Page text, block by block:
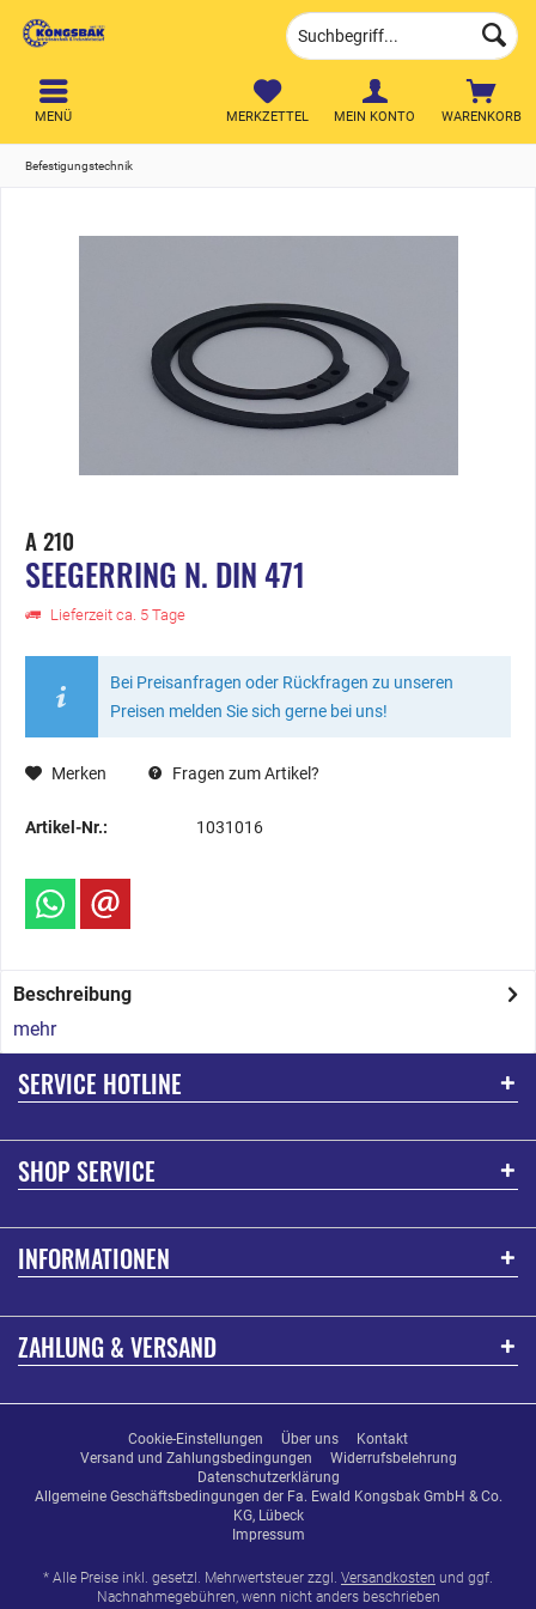
WARENKORB
MERKZETTEL MEIN KONTO
MENÜ
Befestigungstechnik
A 210
SEEGERRING N. DIN 471
Lieferzeit ca. 5 Tage
Bei Preisanfragen oder Rückfragen zu unseren
Preisen melden Sie sich gerne bei uns!
Merken Fragen zum Artikel?
Artikel-Nr.: 1031016
Beschreibung
mehr
SERVICE HOTLINE
SHOP SERVICE
INFORMATIONEN
ZAHLUNG & VERSAND
Cookie-Einstellungen Über uns
Kontakt
Versand und Zahlungsbedingungen
Widerrufsbelehrung
Datenschutzerklärung
Allgemeine Geschäftsbedingungen der Fa. Ewald Kongsbak GmbH & Co.
KG, Lübeck
Impressum
* Alle Preise inkl. gesetzl. Mehrwertsteuer zzgl. Versandkosten und ggf.
Nachnahmegebühren, wenn nicht anders beschrieben